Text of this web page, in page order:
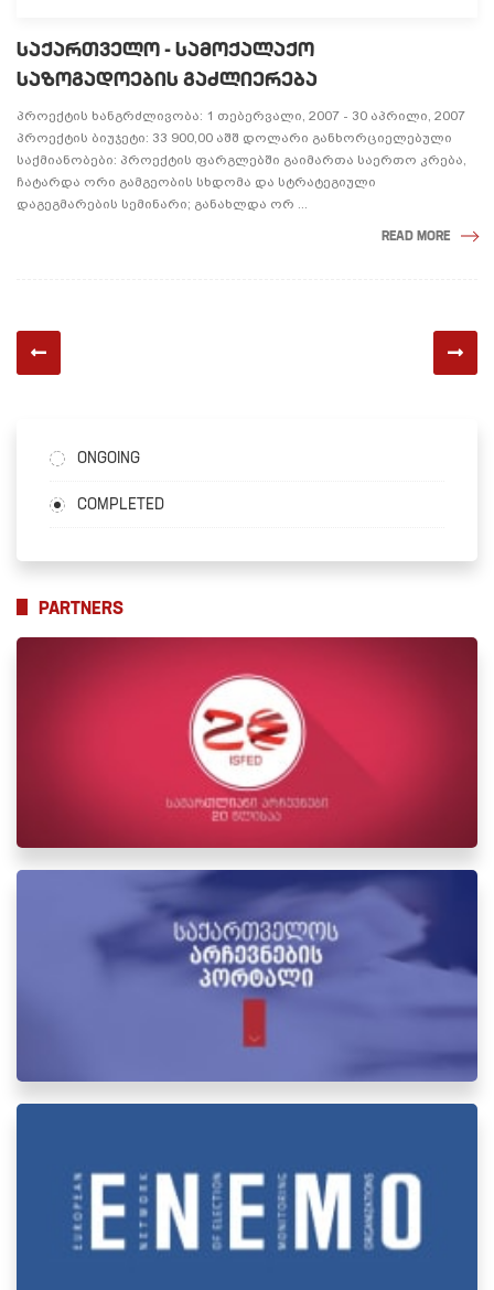
ᲡᲐᲥᲐᲠᲗᲕᲔᲚᲝ - ᲡᲐᲛᲝᲥᲐᲚᲐᲥᲝ
ᲡᲐᲖᲝᲒᲐᲓᲝᲔᲑᲘᲡ ᲒᲐᲫᲚᲘᲔᲠᲔᲑᲐ
პროექტის ხანგრძლივობა: 1 თებერვალი, 2007 - 30 აპრილი, 2007
პროექტის ბიუჯეტი: 33 900,00 აშშ დოლარი განხორციელებული
საქმიანობები: პროექტის ფარგლებში გაიმართა საერთო კრება,
ჩატარდა ორი გამგეობის სხდომა და სტრატეგიული
დაგეგმარების სემინარი; განახლდა ორ ...
READ MORE
ONGOING
COMPLETED
PARTNERS